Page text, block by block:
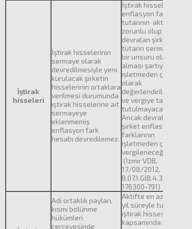
İştirak
hisseleri
İştirak hisselerinin
sermaye olarak
devredilmesiyle yeni
kurulacak şirketin
hisselerinin ortaklara
verilmesi durumunda
iştirak hisselerine ait
sermayeye
eklenmemiş
enflasyon fark
hesabı devredilemez.
İştirak hisselerine ait
enflasyon fark
tutarının aktarımı
zorunlu olup
devralan şirkette bu
tutarın sermayenin
bir unsuru olarak yer
alması şartıyla
işletmeden çekiş
olarak
değerlendirilmeyecek
ve vergiye tabi
tutulmayacaktır.
Ancak devralan
şirket enflasyon
farklarının
işletmeden çekerse
vergileneceği tabidir.
(İzmir VDB,
17/08/2012,
B.07.1.GİB.4.35.16.01-
176300-791)
Adi ortaklık payları,
kısmi bölünme
hükümleri
çerçevesinde
Aktifte en az iki tam
yıl süreyle tutulan ve
iştirak hissesi
kapsamında bulunan